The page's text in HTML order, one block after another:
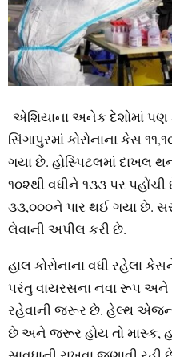
એશિયાના અનેક દેશોમાં પણ
સિંગાપુરમાં કોરોનાના કેસ
ગયા છે. હોસ્‍પિટલમાં દાખલ
૧૦૨થી વધીને ૧૩૩ પર પહોંચી
૩૩,૦૦૦ને પાર થઈ ગયા છે.
લેવાની અપીલ કરી છે.
હાલ કોરોનાના વધી રહેલા
પરંતુ વાયરસના નવા રૂપ
રહેવાની જરૂર છે. હેલ્‍થ
છે અને જરૂર હોય તો માસ્‍ક,